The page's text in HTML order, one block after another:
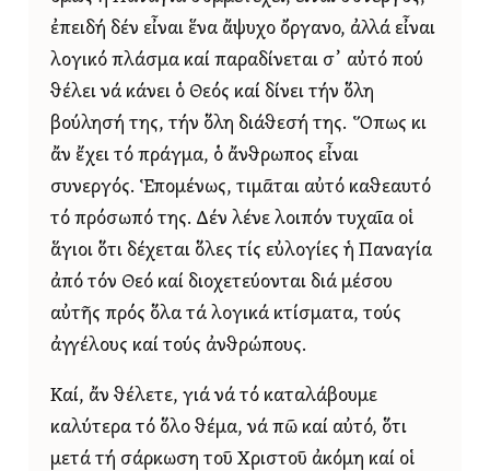
ἐπειδή δέν εἶναι ἕνα ἄψυχο ὄργανο, ἀλλά εἶναι
λογικό πλάσμα καί παραδίνεται σ᾿ αὐτό πού
θέλει νά κάνει ὁ Θεός καί δίνει τήν ὅλη
βούλησή της, τήν ὅλη διάθεσή της. Ὅπως κι
ἄν ἔχει τό πράγμα, ὁ ἄνθρωπος εἶναι
συνεργός. Ἑπομένως, τιμᾶται αὐτό καθεαυτό
τό πρόσωπό της. Δέν λένε λοιπόν τυχαῖα οἱ
ἅγιοι ὅτι δέχεται ὅλες τίς εὐλογίες ἡ Παναγία
ἀπό τόν Θεό καί διοχετεύονται διά μέσου
αὐτῆς πρός ὅλα τά λογικά κτίσματα, τούς
ἀγγέλους καί τούς ἀνθρώπους.
Καί, ἄν θέλετε, γιά νά τό καταλάβουμε
καλύτερα τό ὅλο θέμα, νά πῶ καί αὐτό, ὅτι
μετά τή σάρκωση τοῦ Χριστοῦ ἀκόμη καί οἱ